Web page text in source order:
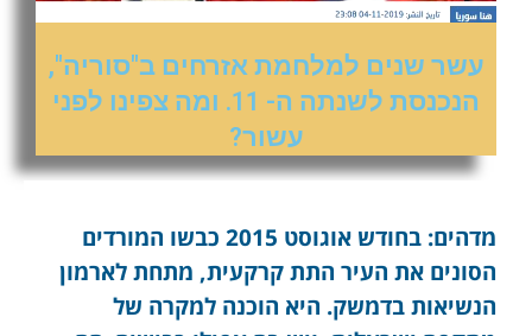
עשר שנים למלחמת אזרחים ב"סוריה",
הנכנסת לשנתה ה- 11. ומה צפינו לפני
עשור?
מדהים: בחודש אוגוסט 2015 כבשו המורדים
הסונים את העיר התת קרקעית, מתחת לארמון
הנשיאות בדמשק. היא הוכנה למקרה של